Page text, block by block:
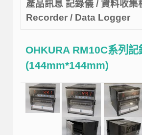
產品訊息 記錄儀 / 資料收集
Recorder / Data Logger
OHKURA RM10C系列記
(144mm*144mm)